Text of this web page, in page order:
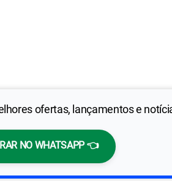
ofertas, lançamentos e
NO WHATSAPP 👈